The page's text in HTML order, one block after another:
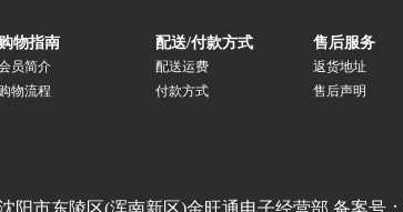
物指南
员简介
物流程
配送/付款方式
配送运费
付款方式
售后服务
返货地址
售后声明
阳市东陵区(浑南新区)金旺通电子经营部 备案号：